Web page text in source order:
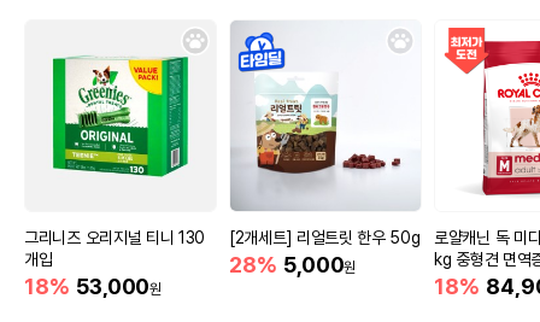
그리니즈 오리지널 티니 130
개입
18% 53,000원
[2개세트] 리얼트릿 한우 50g
28% 5,000원
로얄캐닌 독 미
kg 중형견 면역
18%